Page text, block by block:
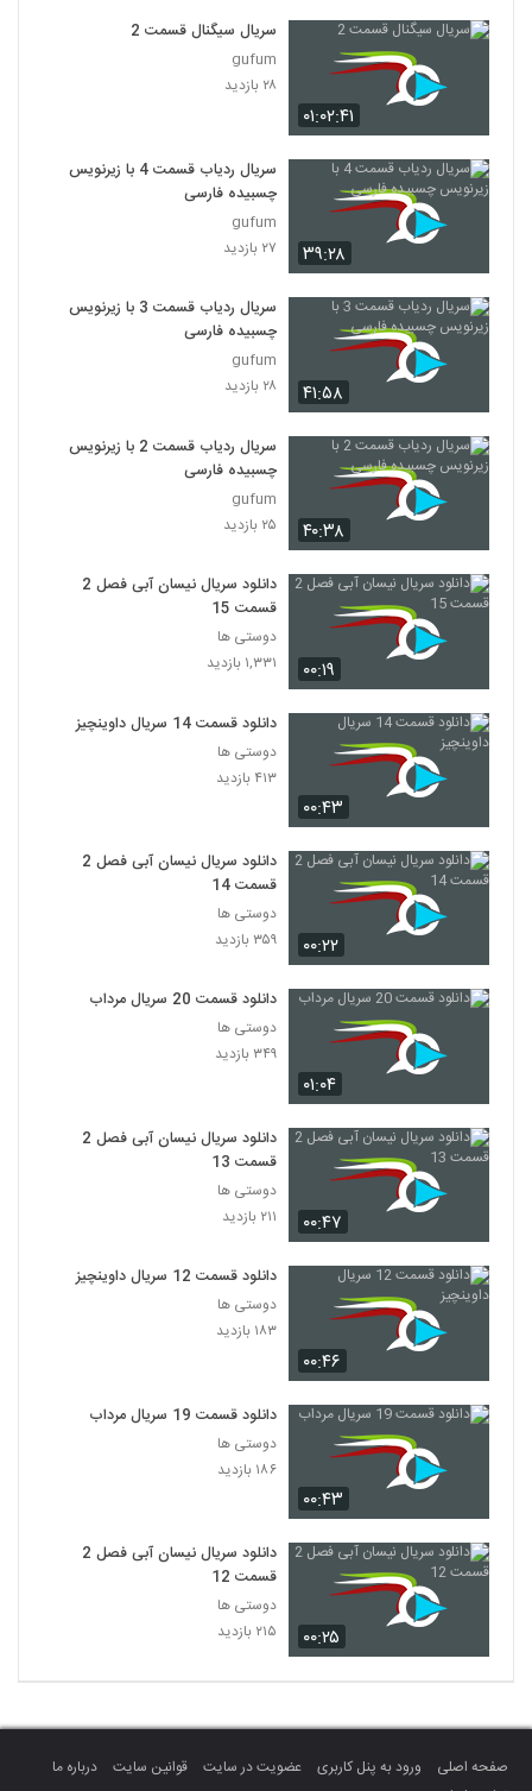
۰۱:۰۲:۴۱
سریال سیگنال قسمت 2
gufum
۲۸ بازدید
۳۹:۲۸
سریال ردیاب قسمت 4 با زیرنویس
چسبیده فارسی
gufum
۲۷ بازدید
۴۱:۵۸
سریال ردیاب قسمت 3 با زیرنویس
چسبیده فارسی
gufum
۲۸ بازدید
۴۰:۳۸
سریال ردیاب قسمت 2 با زیرنویس
چسبیده فارسی
gufum
۲۵ بازدید
۰۰:۱۹
دانلود سریال نیسان آبی فصل 2
قسمت 15
دوستی ها
۱,۳۳۱ بازدید
۰۰:۴۳
دانلود قسمت 14 سریال داوینچیز
دوستی ها
۴۱۳ بازدید
۰۰:۲۲
دانلود سریال نیسان آبی فصل 2
قسمت 14
دوستی ها
۳۵۹ بازدید
۰۱:۰۴
دانلود قسمت 20 سریال مرداب
دوستی ها
۳۴۹ بازدید
۰۰:۴۷
دانلود سریال نیسان آبی فصل 2
قسمت 13
دوستی ها
۲۱۱ بازدید
۰۰:۴۶
دانلود قسمت 12 سریال داوینچیز
دوستی ها
۱۸۳ بازدید
۰۰:۴۳
دانلود قسمت 19 سریال مرداب
دوستی ها
۱۸۶ بازدید
۰۰:۲۵
دانلود سریال نیسان آبی فصل 2
قسمت 12
دوستی ها
۲۱۵ بازدید
صفحه اصلی ورود به پنل کاربری عضویت در سایت قوانین سایت
درباره ما